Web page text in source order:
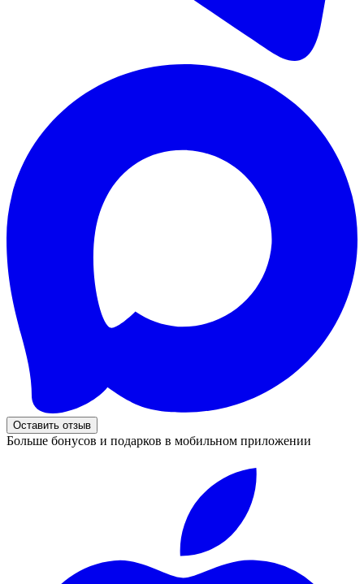
Оставить отзыв
Больше бонусов и подарков в мобильном приложении